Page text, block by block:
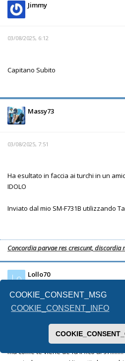
COOKIE_CONSENT_MSG
COOKIE_CONSENT_INFO
Jimmy
03/08/2025, 6:12
Capitano Subito
Massy73
03/08/2025, 7:51
Ha esultato in faccia ai turchi in un
IDOLO
Inviato dal mio SM-F731B utilizzando
Concordia parvae res crescunt, discordia
Lo Lollo70
22/09/2025, 11:48
.... e cmq pure te.....
ma come te viene de fa il fico al 97!!!!.....